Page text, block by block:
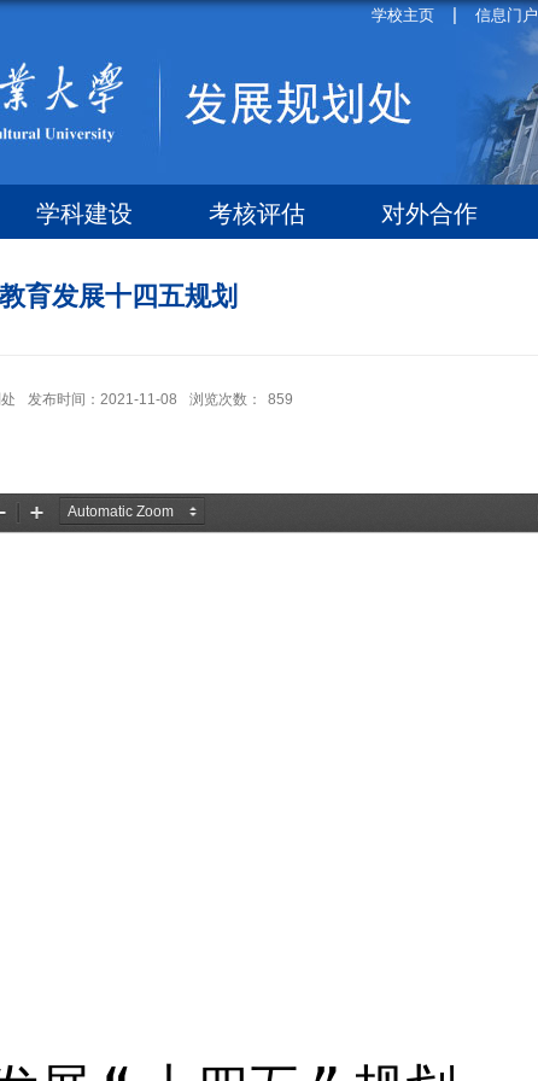
学校主页 | 信息门户
学科建设 考核评估 对外合作
育发展十四五规划
发布时间：2021-11-08 浏览次数： 859